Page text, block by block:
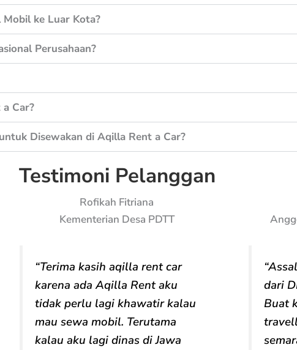
ke Luar Kota?
Perusahaan?
Car?
Disewakan di Aqilla Rent a Car?
Testimoni Pelanggan
Rofikah Fitriana
Kementerian Desa PDTT
“Terima kasih aqilla rent car
karena ada Aqilla Rent aku
tidak perlu lagi khawatir kalau
mau sewa mobil. Terutama
kalau aku lagi dinas di Jawa
dari
Buat